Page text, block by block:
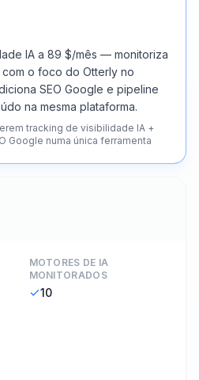
IA a 89 $/mês — monitoriza
com o foco do Otterly no
SEO Google e pipeline
na mesma plataforma.
tracking de visibilidade IA +
Google numa única ferramenta
MOTORES DE IA
MONITORADOS
10